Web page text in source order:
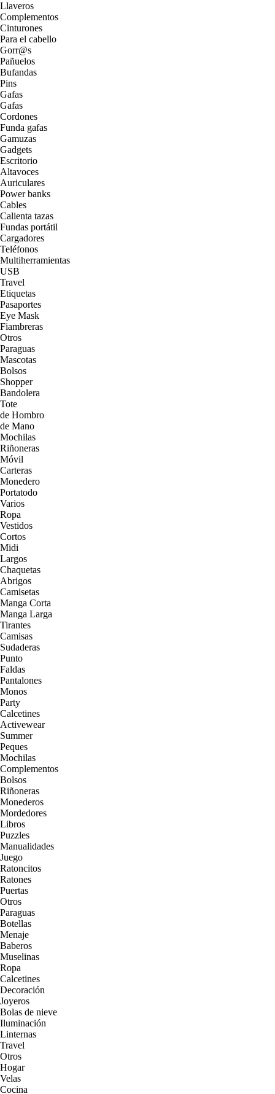
Llaveros
Complementos
Cinturones
Para el cabello
Gorr@s
Pañuelos
Bufandas
Pins
Gafas
Gafas
Cordones
Funda gafas
Gamuzas
Gadgets
Escritorio
Altavoces
Auriculares
Power banks
Cables
Calienta tazas
Fundas portátil
Cargadores
Teléfonos
Multiherramientas
USB
Travel
Etiquetas
Pasaportes
Eye Mask
Fiambreras
Otros
Paraguas
Mascotas
Bolsos
Shopper
Bandolera
Tote
de Hombro
de Mano
Mochilas
Riñoneras
Móvil
Carteras
Monedero
Portatodo
Varios
Ropa
Vestidos
Cortos
Midi
Largos
Chaquetas
Abrigos
Camisetas
Manga Corta
Manga Larga
Tirantes
Camisas
Sudaderas
Punto
Faldas
Pantalones
Monos
Party
Calcetines
Activewear
Summer
Peques
Mochilas
Complementos
Bolsos
Riñoneras
Monederos
Mordedores
Libros
Puzzles
Manualidades
Juego
Ratoncitos
Ratones
Puertas
Otros
Paraguas
Botellas
Menaje
Baberos
Muselinas
Ropa
Calcetines
Decoración
Joyeros
Bolas de nieve
Iluminación
Linternas
Travel
Otros
Hogar
Velas
Cocina